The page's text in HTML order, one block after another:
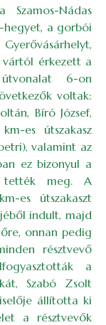
Nádas
hegyet, a gorbói
vártól érkezett a
6-on
voltak:
Bíró József,
es útszakasz
valamint az
ez bizonyul a
tették meg. A
es útszakaszt
indult, majd
onnan pedig
résztvevő
a
Szabó Zsolt
állította ki
a résztvevők